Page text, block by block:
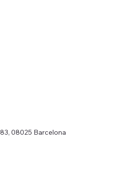
08025 Barcelona